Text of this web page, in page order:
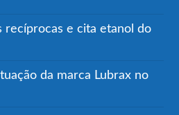
recíprocas e cita etanol do
da marca Lubrax no